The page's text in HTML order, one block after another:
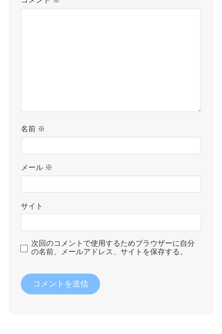
名前 ※
メール ※
サイト
次回のコメントで使用するためブラウザーに自分
の名前、メールアドレス、サイトを保存する。